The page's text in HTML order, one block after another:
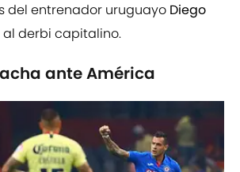
del entrenador uruguayo Diego
derbi capitalino.
ante América